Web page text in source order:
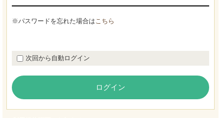
※パスワードを忘れた場合はこちら
次回から自動ログイン
ログイン